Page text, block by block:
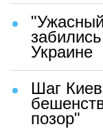
Украине
Шаг
позор"